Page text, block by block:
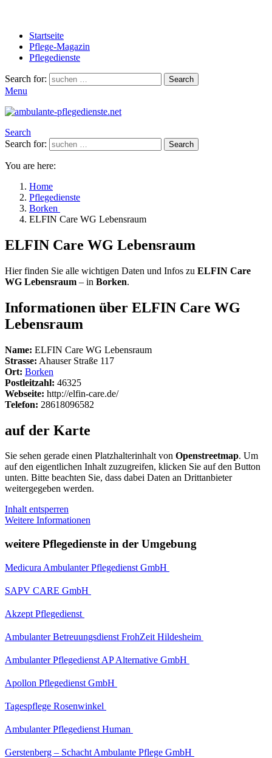
Startseite
Pflege-Magazin
Pflegedienste
Search for: Search
Menu
Search
Search for:
Search
You are here:
Home
Pflegedienste
Borken
ELFIN Care WG Lebensraum
ELFIN Care WG Lebensraum
Hier finden Sie alle wichtigen Daten und Infos zu ELFIN Care
WG Lebensraum – in Borken.
Informationen über ELFIN Care WG
Lebensraum
Name: ELFIN Care WG Lebensraum
Strasse: Ahauser Straße 117
Ort: Borken
Postleitzahl: 46325
Webseite: http://elfin-care.de/
Telefon: 28618096582
auf der Karte
Sie sehen gerade einen Platzhalterinhalt von Openstreetmap. Um
auf den eigentlichen Inhalt zuzugreifen, klicken Sie auf den Button
unten. Bitte beachten Sie, dass dabei Daten an Drittanbieter
weitergegeben werden.
Inhalt entsperren
Weitere Informationen
weitere Pflegedienste in der Umgebung
Medicura Ambulanter Pflegedienst GmbH
SAPV CARE GmbH
Akzept Pflegedienst
Ambulanter Betreuungsdienst FrohZeit Hildesheim
Ambulanter Pflegedienst AP Alternative GmbH
Apollon Pflegedienst GmbH
Tagespflege Rosenwinkel
Ambulanter Pflegedienst Human
Gerstenberg – Schacht Ambulante Pflege GmbH